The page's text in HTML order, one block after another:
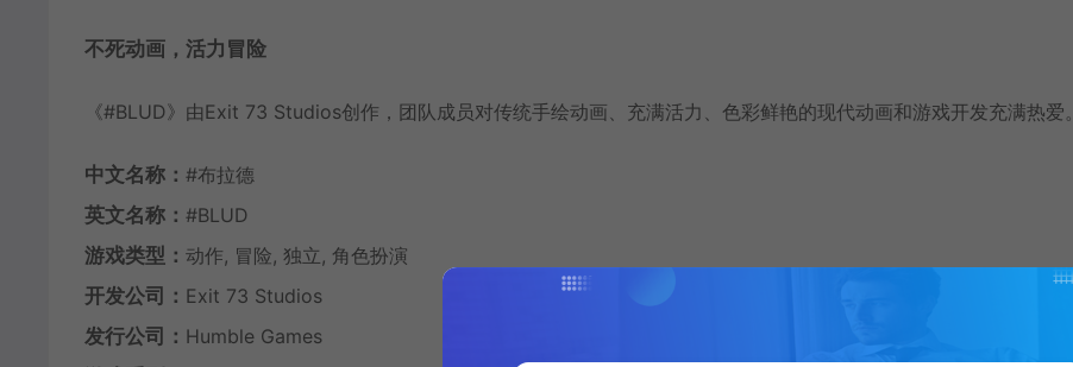
不死动画，活力冒险
《#BLUD》由Exit 73 Studios创作，团队成员对传统手绘动画、充满活力、色彩鲜艳的现代动画和游戏开发充满热爱。
中文名称： #布拉德
英文名称： #BLUD
游戏类型： 动作, 冒险, 独立, 角色扮演
开发公司： Exit 73 Studios
发行公司： Humble Games